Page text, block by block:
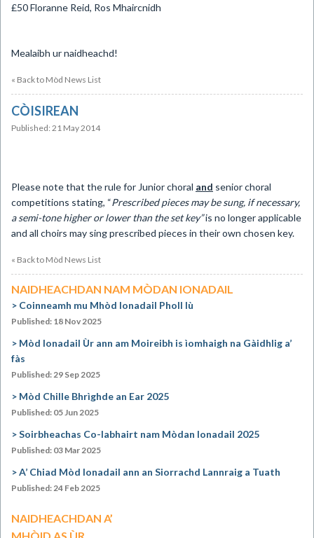
£50 Floranne Reid, Ros Mhaircnidh
Mealaibh ur naidheachd!
« Back to Mòd News List
CÒISIREAN
Published: 21 May 2014
Please note that the rule for Junior choral and senior choral
competitions stating, “Prescribed pieces maybe sung, if necessary,
a semi-tone higher or lower than the set key”is no longer applicable
and all choirs may sing prescribed pieces in their own chosen key.
« Back to Mòd News List
NAIDHEACHDAN NAM MÒDAN IONADAIL
Coinneamh mu Mhòd Ionadail Pholl Iù
Published: 18 Nov 2025
Mòd Ionadail Ùr ann am Moireibh is ìomhaigh na Gàidhlig a’
fàs
Published: 29 Sep 2025
Mòd Chille Bhrìghde an Ear 2025
Published: 05 Jun 2025
Soirbheachas Co-labhairt nam Mòdan Ionadail 2025
Published: 03 Mar 2025
A’ Chiad Mòd Ionadail ann an Siorrachd Lannraig a Tuath
Published: 24 Feb 2025
NAIDHEACHDAN A’